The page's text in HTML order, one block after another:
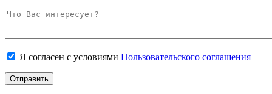
Я согласен с условиями Пользовательского соглашения